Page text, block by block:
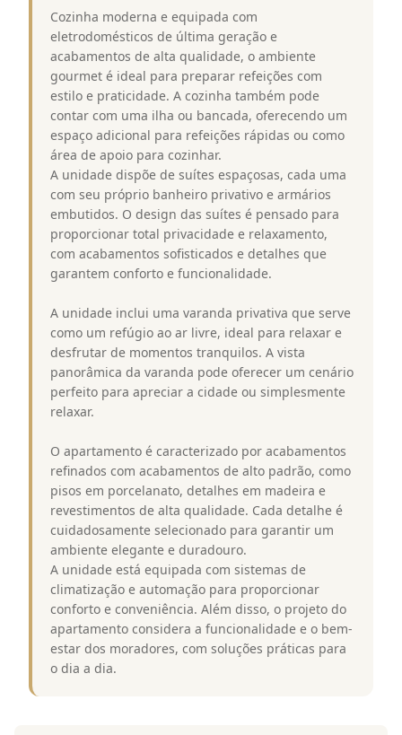
Cozinha moderna e equipada com
eletrodomésticos de última geração e
acabamentos de alta qualidade, o ambiente
gourmet é ideal para preparar refeições com
estilo e praticidade. A cozinha também pode
contar com uma ilha ou bancada, oferecendo um
espaço adicional para refeições rápidas ou como
área de apoio para cozinhar.
A unidade dispõe de suítes espaçosas, cada uma
com seu próprio banheiro privativo e armários
embutidos. O design das suítes é pensado para
proporcionar total privacidade e relaxamento,
com acabamentos sofisticados e detalhes que
garantem conforto e funcionalidade.
A unidade inclui uma varanda privativa que serve
como um refúgio ao ar livre, ideal para relaxar e
desfrutar de momentos tranquilos. A vista
panorâmica da varanda pode oferecer um cenário
perfeito para apreciar a cidade ou simplesmente
relaxar.
O apartamento é caracterizado por acabamentos
refinados com acabamentos de alto padrão, como
pisos em porcelanato, detalhes em madeira e
revestimentos de alta qualidade. Cada detalhe é
cuidadosamente selecionado para garantir um
ambiente elegante e duradouro.
A unidade está equipada com sistemas de
climatização e automação para proporcionar
conforto e conveniência. Além disso, o projeto do
apartamento considera a funcionalidade e o bem-
estar dos moradores, com soluções práticas para
o dia a dia.